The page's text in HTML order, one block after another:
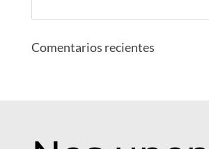
Comentarios recientes